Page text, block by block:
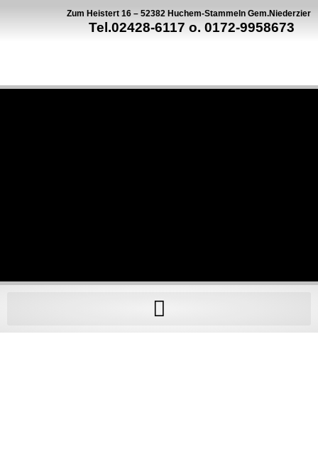
Zum Heistert 16 – 52382 Huchem-Stammeln Gem.Niederzier
Tel.02428-6117 o. 0172-9958673